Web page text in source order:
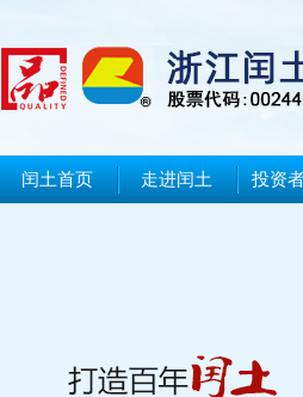
闰土首页 走进闰土 投资